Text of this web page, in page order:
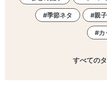
季節ネタ 親子
カ
すべての